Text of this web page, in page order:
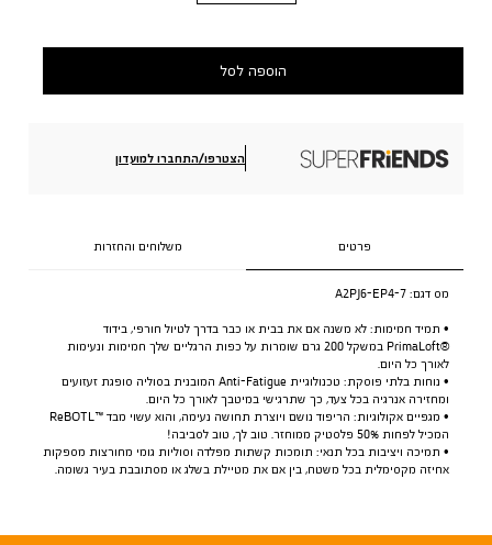
הוספה לסל
הצטרפו/התחברו למועדון
פרטים משלוחים והחזרות
מס דגם: A2PJ6-EP4-7
• תמיד חמימות: לא משנה אם את בבית או כבר בדרך לטיול חורפי, בידוד
PrimaLoft®‎ במשקל 200 גרם שומרות על כפות הרגליים שלך חמימות ונעימות
לאורך כל היום.
• נוחות בלתי פוסקת: טכנולוגיית Anti-Fatigue המובנית בסוליה סופגת זעזועים
ומחזירה אנרגיה בכל צעד, כך שתרגישי במיטבך לאורך כל היום.
• מגפיים אקולוגיות: הריפוד נושם ויוצרת תחושה נעימה, והוא עשוי מבד ReBOTL™‎
המכיל לפחות 50% פלסטיק ממוחזר. טוב לך, טוב לסביבה!
• תמיכה ויציבות בכל תנאי: תומכות קשתות מפלדה וסוליות גומי מחורצות מספקות
אחיזה מקסימלית בכל משטח, בין אם את מטיילת בשלג או מסתובבת בעיר גשומה.